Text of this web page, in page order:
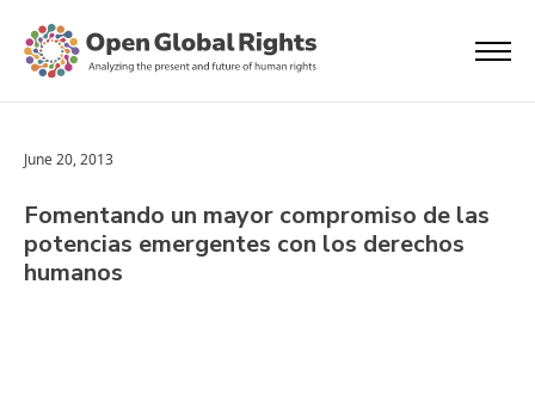
June 20, 2013
Fomentando un mayor compromiso de las
potencias emergentes con los derechos
humanos